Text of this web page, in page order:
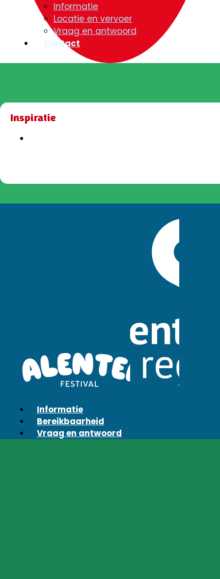
Informatie
Locatie en vervoer
Vraag en antwoord
Contact
Inspiratie
Informatie
Bereikbaarheid
Vraag en antwoord